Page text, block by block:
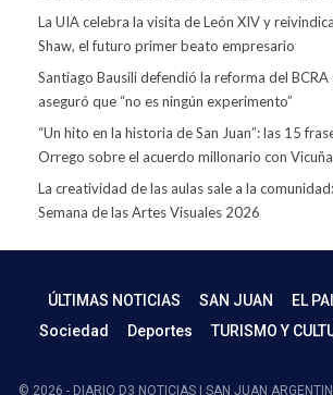
La UIA celebra la visita de León XIV y
Shaw, el futuro primer beato empresario
Santiago Bausili defendió la reforma del
aseguró que “no es ningún experimento”
“Un hito en la historia de San Juan”: las 15
Orrego sobre el acuerdo millonario con Vicuña
La creatividad de las aulas sale a la
Semana de las Artes Visuales 2026
ÚLTIMAS NOTICIAS SAN JUAN EL
Sociedad
Deportes TURISMO Y
© 2026 - DIARIO D3 NOTICIAS | SAN JUAN